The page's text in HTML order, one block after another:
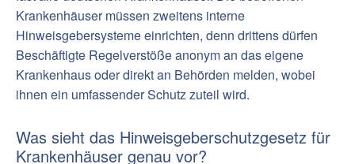
Krankenhäuser müssen zweitens interne
Hinweisgebersysteme einrichten, denn drittens dürfen
Beschäftigte Regelverstöße anonym an das eigene
Krankenhaus oder direkt an Behörden melden, wobei
ihnen ein umfassender Schutz zuteil wird.
Was sieht das Hinweisgeberschutzgesetz für
Krankenhäuser genau vor?